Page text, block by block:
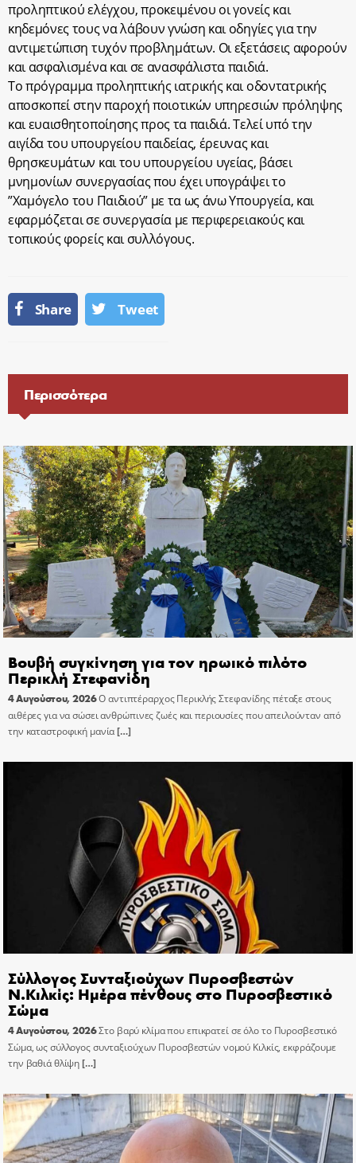
προληπτικού ελέγχου, προκειμένου οι γονείς και
κηδεμόνες τους να λάβουν γνώση και οδηγίες για την
αντιμετώπιση τυχόν προβλημάτων. Οι εξετάσεις αφορούν
και ασφαλισμένα και σε ανασφάλιστα παιδιά.
Το πρόγραμμα προληπτικής ιατρικής και οδοντατρικής
αποσκοπεί στην παροχή ποιοτικών υπηρεσιών πρόληψης
και ευαισθητοποίησης προς τα παιδιά. Τελεί υπό την
αιγίδα του υπουργείου παιδείας, έρευνας και
θρησκευμάτων και του υπουργείου υγείας, βάσει
μνημονίων συνεργασίας που έχει υπογράψει το
”Χαμόγελο του Παιδιού” με τα ως άνω Υπουργεία, και
εφαρμόζεται σε συνεργασία με περιφερειακούς και
τοπικούς φορείς και συλλόγους.
Share Tweet
Περισσότερα
Βουβή συγκίνηση για τον ηρωικό πιλότο
Περικλή Στεφανίδη
4 Αυγούστου, 2026Ο αντιπτέραρχος Περικλής Στεφανίδης πέταξε στους
αιθέρες για να σώσει ανθρώπινες ζωές και περιουσίες που απειλούνταν από
την καταστροφική μανία[…]
Σύλλογος Συνταξιούχων Πυροσβεστών
Ν.Κιλκίς: Ημέρα πένθους στο Πυροσβεστικό
Σώμα
4 Αυγούστου, 2026Στο βαρύ κλίμα που επικρατεί σε όλο το Πυροσβεστικό
Σώμα, ως σύλλογος συνταξιούχων Πυροσβεστών νομού Κιλκίς, εκφράζουμε
την βαθιά θλίψη[…]